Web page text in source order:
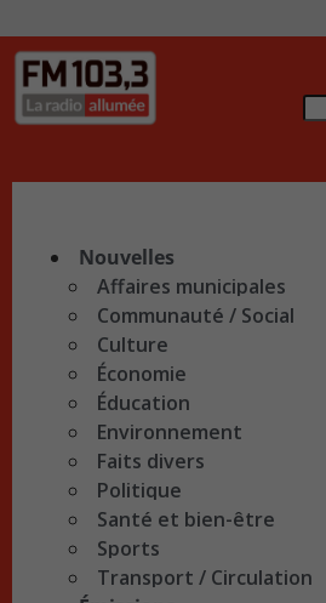
Nouvelles
Affaires municipales
Communauté / Social
Culture
Économie
Éducation
Environnement
Faits divers
Politique
Santé et bien-être
Sports
Transport / Circulation